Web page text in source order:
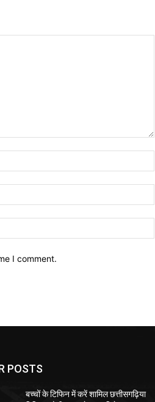
I comment.
POSTS
बच्चों के टिफिन में करें शामिल छत्तीसगढ़िया